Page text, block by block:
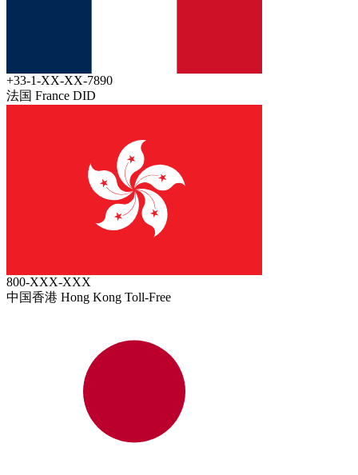
+33-1-XX-XX-7890
法国 France DID
800-XXX-XXX
中国香港 Hong Kong Toll-Free